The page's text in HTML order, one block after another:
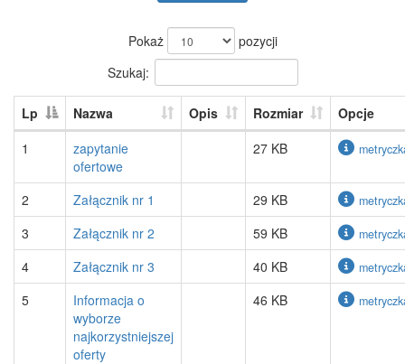
Pokaż
pozycji
Szukaj:
Lp Nazwa Opis Rozmiar
Opcje
1
zapytanie
ofertowe
27 KB
2 Załącznik nr 1 29 KB
3 Załącznik nr 2 59 KB
4 Załącznik nr 3 40 KB
5
Informacja o
wyborze
najkorzystniejszej
oferty
46 KB